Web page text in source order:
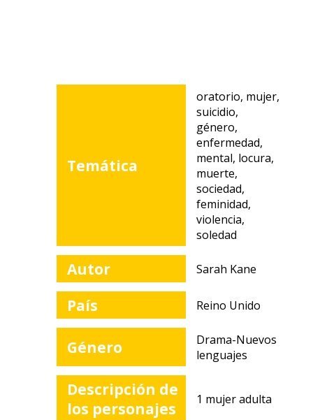
Temática
oratorio, mujer,
suicidio,
género,
enfermedad,
mental, locura,
muerte,
sociedad,
feminidad,
violencia,
soledad
Autor Sarah Kane
País Reino Unido
Género
Drama-Nuevos
lenguajes
Descripción de
los personajes
1 mujer adulta